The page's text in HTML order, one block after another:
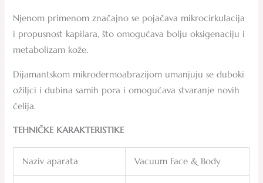
Njenom primenom značajno se pojačava mikrocirkulacija
i propusnost kapilara, što omogućava bolju oksigenaciju i
metabolizam kože.
Dijamantskom mikrodermoabrazijom umanjuju se duboki
ožiljci i dubina samih pora i omogućava stvaranje novih
ćelija.
TEHNIČKE KARAKTERISTIKE
Naziv aparata Vacuum Face & Body